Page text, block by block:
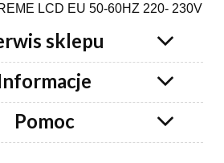
LCD EU 50-60HZ 220- 230V
sklepu
Pomoc